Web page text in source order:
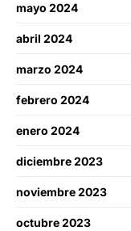
mayo 2024
abril 2024
marzo 2024
febrero 2024
enero 2024
diciembre 2023
noviembre 2023
octubre 2023